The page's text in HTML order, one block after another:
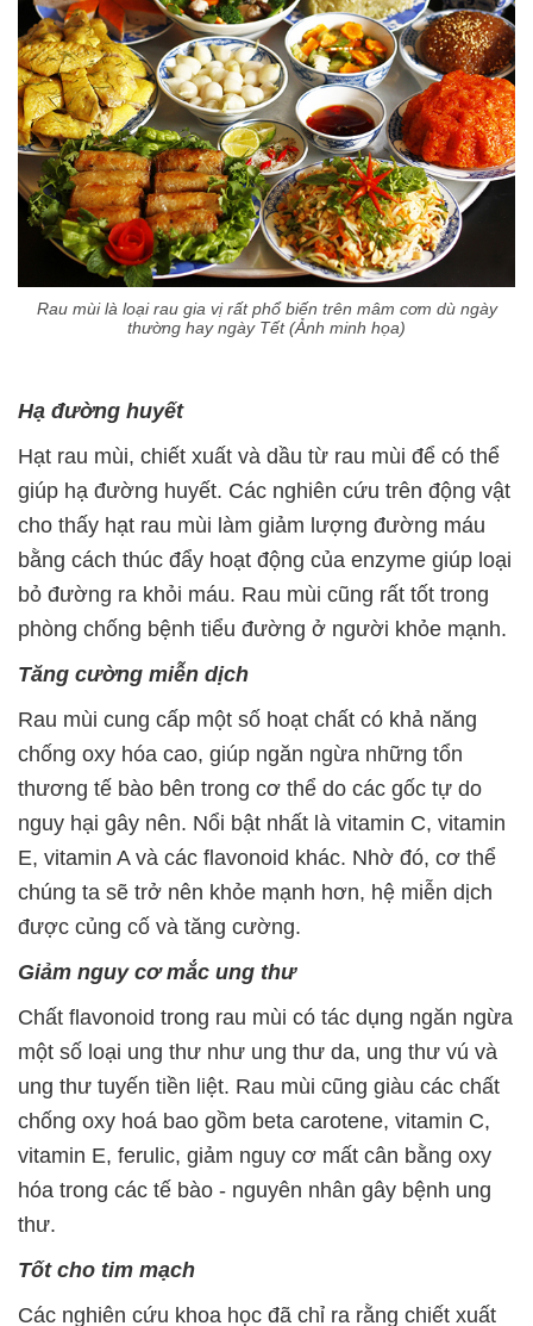
Rau mùi là loại rau gia vị rất phổ biến trên mâm cơm dù ngày
thường hay ngày Tết (Ảnh minh họa)
Hạ đường huyết
Hạt rau mùi, chiết xuất và dầu từ rau mùi để có thể
giúp hạ đường huyết. Các nghiên cứu trên động vật
cho thấy hạt rau mùi làm giảm lượng đường máu
bằng cách thúc đẩy hoạt động của enzyme giúp loại
bỏ đường ra khỏi máu. Rau mùi cũng rất tốt trong
phòng chống bệnh tiểu đường ở người khỏe mạnh.
Tăng cường miễn dịch
Rau mùi cung cấp một số hoạt chất có khả năng
chống oxy hóa cao, giúp ngăn ngừa những tổn
thương tế bào bên trong cơ thể do các gốc tự do
nguy hại gây nên. Nổi bật nhất là vitamin C, vitamin
E, vitamin A và các flavonoid khác. Nhờ đó, cơ thể
chúng ta sẽ trở nên khỏe mạnh hơn, hệ miễn dịch
được củng cố và tăng cường.
Giảm nguy cơ mắc ung thư
Chất flavonoid trong rau mùi có tác dụng ngăn ngừa
một số loại ung thư như ung thư da, ung thư vú và
ung thư tuyến tiền liệt. Rau mùi cũng giàu các chất
chống oxy hoá bao gồm beta carotene, vitamin C,
vitamin E, ferulic, giảm nguy cơ mất cân bằng oxy
hóa trong các tế bào - nguyên nhân gây bệnh ung
thư.
Tốt cho tim mạch
Các nghiên cứu khoa học đã chỉ ra rằng chiết xuất